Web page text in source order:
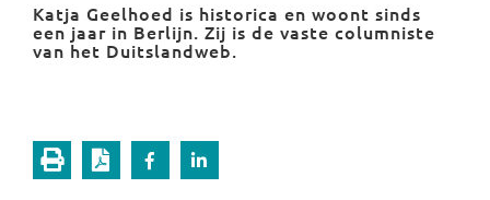
Katja Geelhoed is historica en woont sinds
een jaar in Berlijn. Zij is de vaste columniste
van het Duitslandweb.